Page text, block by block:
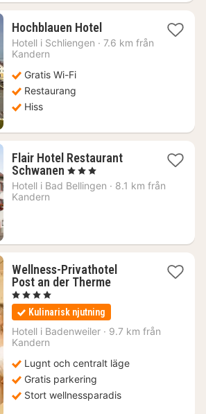
Hochblauen Hotel1
natt
Hotell i Schliengen · 7.6 km från
Kandern
Gratis Wi-Fi
Restaurang
Hiss
Flair Hotel Restaurant
Schwanen 1
natt
, 3 Stjärnor
Hotell i Bad Bellingen · 8.1 km från
Kandern
Wellness-Privathotel
Post an der Therme1
från
2480
kr.
, 4 Stjärnor
Kulinarisk njutning
Hotell i Badenweiler · 9.7 km från
Kandern
Lugnt och centralt läge
Gratis parkering
Stort wellnessparadis